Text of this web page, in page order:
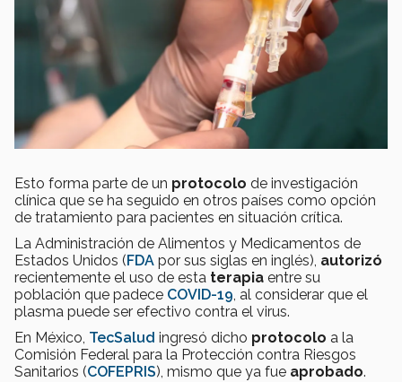
Esto forma parte de un protocolo de investigación
clínica que se ha seguido en otros países como opción
de tratamiento para pacientes en situación crítica.
La Administración de Alimentos y Medicamentos de
Estados Unidos (FDA por sus siglas en inglés), autorizó
recientemente el uso de esta terapia entre su
población que padece COVID-19, al considerar que el
plasma puede ser efectivo contra el virus.
En México, TecSalud ingresó dicho protocolo a la
Comisión Federal para la Protección contra Riesgos
Sanitarios (COFEPRIS), mismo que ya fue aprobado.